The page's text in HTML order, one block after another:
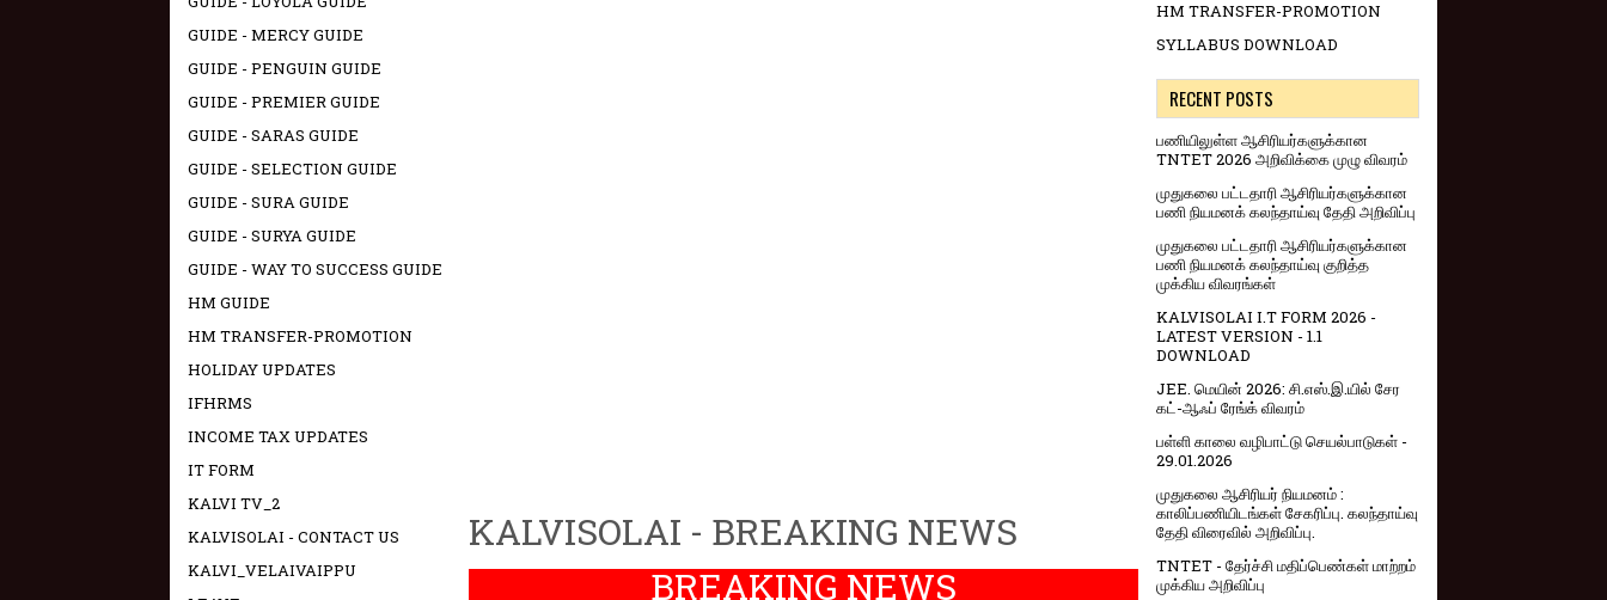
KALVISOLAI - BREAKING NEWS
BREAKING NEWS
GUIDE - MERCY GUIDE
GUIDE - PENGUIN GUIDE
GUIDE - PREMIER GUIDE
GUIDE - SARAS GUIDE
GUIDE - SELECTION GUIDE
GUIDE - SURA GUIDE
GUIDE - SURYA GUIDE
GUIDE - WAY TO SUCCESS GUIDE
HM GUIDE
HM TRANSFER-PROMOTION
HOLIDAY UPDATES
IFHRMS
INCOME TAX UPDATES
IT FORM
KALVI TV_2
KALVISOLAI - CONTACT US
KALVI_VELAIVAIPPU
HM TRANSFER-PROMOTION
SYLLABUS DOWNLOAD
RECENT POSTS
பணியிலுள்ள ஆசிரியர்களுக்கான
TNTET 2026 அறிவிக்கை முழு விவரம்
முதுகலை பட்டதாரி ஆசிரியர்களுக்கான
பணி நியமனக் கலந்தாய்வு தேதி அறிவிப்பு
முதுகலை பட்டதாரி ஆசிரியர்களுக்கான
பணி நியமனக் கலந்தாய்வு குறித்த
முக்கிய விவரங்கள்
KALVISOLAI I.T FORM 2026 -
LATEST VERSION - 1.1
DOWNLOAD
JEE. மெயின் 2026: சி.எஸ்.இ.யில் சேர
கட்-ஆஃப் ரேங்க் விவரம்
பள்ளி காலை வழிபாட்டு செயல்பாடுகள் -
29.01.2026
முதுகலை ஆசிரியர் நியமனம் :
காலிப்பணியிடங்கள் சேகரிப்பு. கலந்தாய்வு
தேதி விரைவில் அறிவிப்பு.
TNTET - தேர்ச்சி மதிப்பெண்கள் மாற்றம்
முக்கிய அறிவிப்பு